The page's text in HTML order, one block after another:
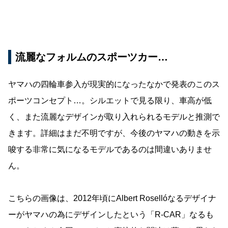
流麗なフォルムのスポーツカー…
ヤマハの四輪車参入が現実的になったなかで発表のこのス
ポーツコンセプト…。シルエットで見る限り、車高が低
く、また流麗なデザインが取り入れられるモデルと推測で
きます。詳細はまだ不明ですが、今後のヤマハの動きを示
唆する非常に気になるモデルであるのは間違いありませ
ん。
こちらの画像は、2012年頃にAlbert Rosellóなるデザイナ
ーがヤマハの為にデザインしたという「R-CAR」なるも